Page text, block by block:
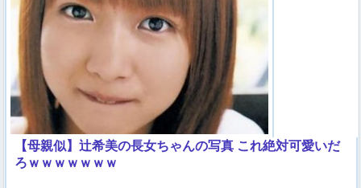
【母親似】辻希美の長女ちゃんの写真 これ絶対可愛いだ
ろｗｗｗｗｗｗｗ